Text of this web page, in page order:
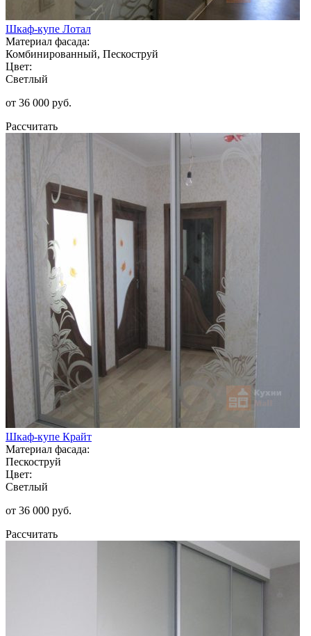
Шкаф-купе Лотал
Материал фасада:
Комбинированный, Пескоструй
Цвет:
Светлый
от 36 000 руб.
Рассчитать
Шкаф-купе Крайт
Материал фасада:
Пескоструй
Цвет:
Светлый
от 36 000 руб.
Рассчитать